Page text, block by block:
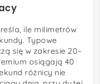
ile milimetrów
Typowe
się w zakresie 20–
osiągają 40
różnicy nie